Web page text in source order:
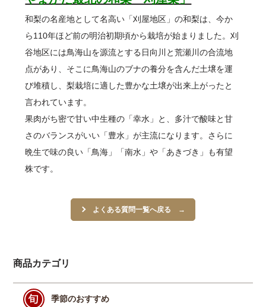
和梨の名産地として名高い「刈屋地区」の和梨は、今か
ら110年ほど前の明治初期頃から栽培が始まりました。刈
谷地区には鳥海山を源流とする日向川と荒瀬川の合流地
点があり、そこに鳥海山のブナの養分を含んだ土壌を運
び堆積し、梨栽培に適した豊かな土壌が出来上がったと
言われています。
果肉がち密で甘い中生種の「幸水」と、多汁で酸味と甘
さのバランスがいい「豊水」が主流になります。さらに
晩生で味の良い「鳥海」「南水」や「あきづき」も有望
株です。
よくある質問一覧へ戻る
商品カテゴリ
季節のおすすめ